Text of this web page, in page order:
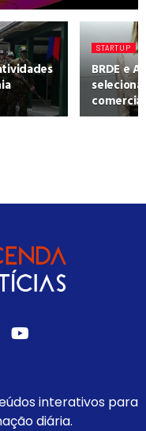
STARTUP
BRDE e
comercial
interativos para
diária.